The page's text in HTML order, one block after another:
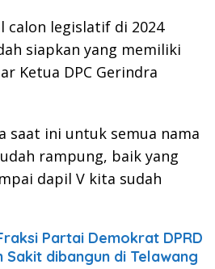
calon legislatif di 2024
siapkan yang memiliki
Ketua DPC Gerindra
saat ini untuk semua nama
rampung, baik yang
dapil V kita sudah
Partai Demokrat DPRD
Sakit dibangun di Telawang